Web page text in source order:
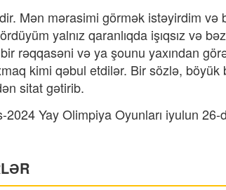
Mən mərasimi görmək istəyirdim
yalnız qaranlıqda işıqsız və
rəqqasəni və ya şounu yaxından
kimi qəbul etdilər. Bir sözlə, böyük
sitat gətirib.
2024 Yay Olimpiya Oyunları iyulun